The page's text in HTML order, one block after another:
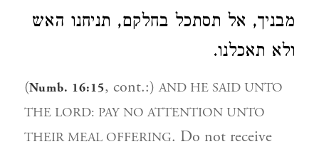
מבניך, אל תסתכל בחלקם, תניחנו האש
ולא תאכלנו.
(Numb. 16:15, cont.:)AND HE SAID UNTO
THE LORD: PAY NO ATTENTION UNTO
THEIR MEAL OFFERING. Do not receive